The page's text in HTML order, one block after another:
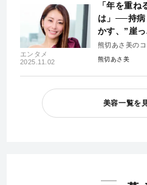
エンタメ
2025.11.02
「年を重
は」──持病
かす、”崖
熊切あさ美の
熊切あさ美
美容一覧を